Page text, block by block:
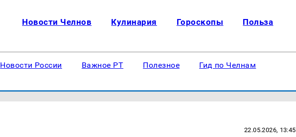
Новости Челнов Кулинария Гороскопы Польза
Новости России Важное РТ Полезное Гид по Челнам
22.05.2026, 13:45